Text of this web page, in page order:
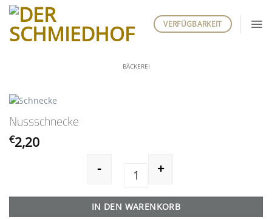
Zum
Inhalt
springen
VERFÜGBARKEIT
BÄCKEREI
Nussschnecke
€2,20
Nussschnecke Menge
- +
IN DEN WARENKORB